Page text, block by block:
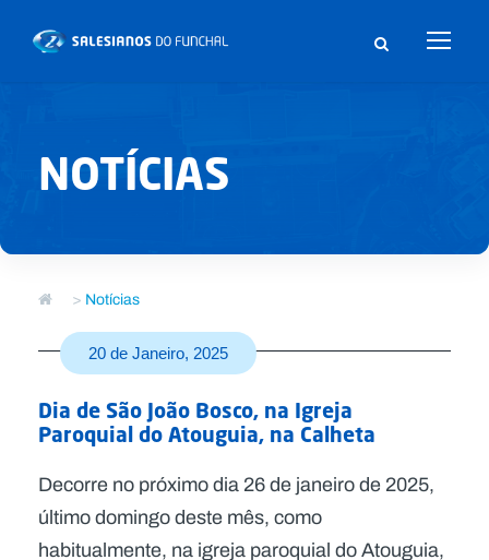
NOTÍCIAS
> Notícias
20 de Janeiro, 2025
Dia de São João Bosco, na Igreja
Paroquial do Atouguia, na Calheta
Decorre no próximo dia 26 de janeiro de 2025,
último domingo deste mês, como
habitualmente, na igreja paroquial do Atouguia,